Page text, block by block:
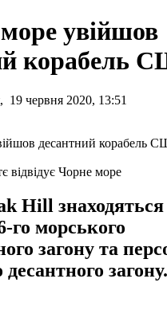
увійшов
корабель
19 червня 2020, 13:51
відвідує Чорне море
Hill знаходяться
го морського
загону та
загону.